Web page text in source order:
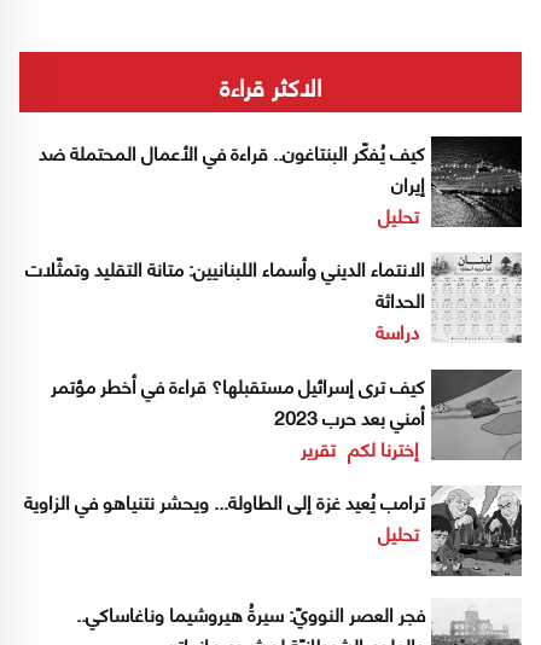
الاكثر قراءة
كيف يُفكّر البنتاغون.. قراءة في الأعمال المحتملة ضد
إيران
تحليل
الانتماء الديني وأسماء اللبنانيين: متانة التقليد وتمثّلات
الحداثة
دراسة
كيف ترى إسرائيل مستقبلها؟ قراءة في أخطر مؤتمر
أمني بعد حرب 2023
إخترنا لكم تقرير
ترامب يُعيد غزة إلى الطاولة... ويحشر نتنياهو في الزاوية
تحليل
فجر العصر النوويّ: سيرةُ هيروشيما وناغاساكي..